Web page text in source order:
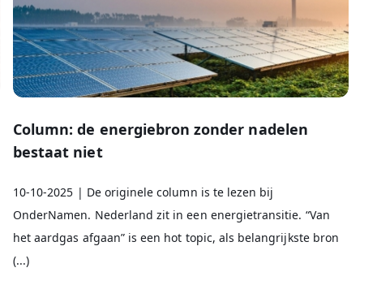
Column: de energiebron zonder nadelen
bestaat niet
10-10-2025 | De originele column is te lezen bij
OnderNamen. Nederland zit in een energietransitie. “Van
het aardgas afgaan” is een hot topic, als belangrijkste bron
(...)